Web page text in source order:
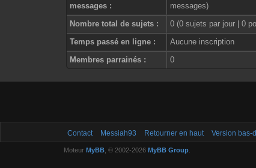
messages :
messages)
Nombre total de sujets :
0 (0 sujets par jour | 0
Temps passé en ligne :
Aucune inscription
Membres parrainés :
0
Contact Messiah93 Retourner en haut Version bas-
Moteur MyBB, © 2002-2026 MyBB Group.